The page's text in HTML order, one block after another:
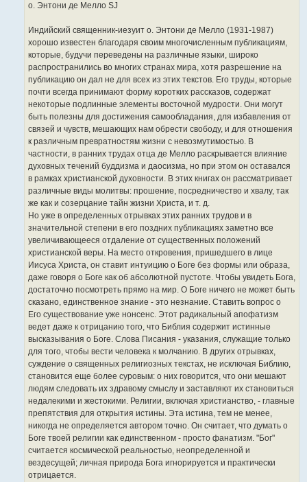
о. Энтони де Мелло SJ
Индийский священник-иезуит о. Энтони де Мелло (1931-1987)
хорошо известен благодаря своим многочисленным публикациям,
которые, будучи переведены на различные языки, широко
распространились во многих странах мира, хотя разрешение на
публикацию он дал не для всех из этих текстов. Его труды, которые
почти всегда принимают форму коротких рассказов, содержат
некоторые подлинные элементы восточной мудрости. Они могут
быть полезны для достижения самообладания, для избавления от
связей и чувств, мешающих нам обрести свободу, и для отношения
к различным превратностям жизни с невозмутимостью. В
частности, в ранних трудах отца де Мелло раскрывается влияние
духовных течений буддизма и даосизма, но при этом он оставался
в рамках христианской духовности. В этих книгах он рассматривает
различные виды молитвы: прошение, посредничество и хвалу, так
же как и созерцание тайн жизни Христа, и т. д.
Но уже в определенных отрывках этих ранних трудов и в
значительной степени в его поздних публикациях заметно все
увеличивающееся отдаление от существенных положений
христианской веры. На место откровения, пришедшего в лице
Иисуса Христа, он ставит интуицию о Боге без формы или образа,
даже говоря о Боге как об абсолютной пустоте. Чтобы увидеть Бога,
достаточно посмотреть прямо на мир. О Боге ничего не может быть
сказано, единственное знание - это незнание. Ставить вопрос о
Его существование уже нонсенс. Этот радикальный апофатизм
ведет даже к отрицанию того, что Библия содержит истинные
высказывания о Боге. Слова Писания - указания, служащие только
для того, чтобы вести человека к молчанию. В других отрывках,
суждение о священных религиозных текстах, не исключая Библию,
становится еще более суровым: о них говорится, что они мешают
людям следовать их здравому смыслу и заставляют их становиться
недалекими и жестокими. Религии, включая христианство, - главные
препятствия для открытия истины. Эта истина, тем не менее,
никогда не определяется автором точно. Он считает, что думать о
Боге твоей религии как единственном - просто фанатизм. "Бог"
считается космической реальностью, неопределенной и
вездесущей; личная природа Бога игнорируется и практически
отрицается.